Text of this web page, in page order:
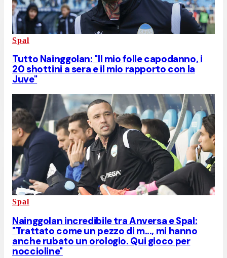
Spal
Tutto Nainggolan: "Il mio folle capodanno, i
20 shottini a sera e il mio rapporto con la
Juve"
Spal
Nainggolan incredibile tra Anversa e Spal:
"Trattato come un pezzo di m..., mi hanno
anche rubato un orologio. Qui gioco per
noccioline"